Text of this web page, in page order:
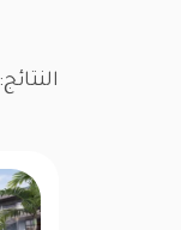
النتائج: